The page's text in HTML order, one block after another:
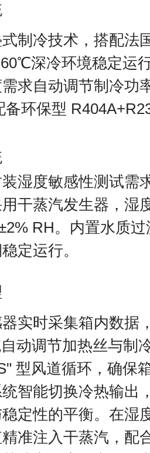
制冷技术，搭配法
深冷环境稳定运
求自动调节制冷功
备环保型
湿度敏感性测试需
干蒸汽发生器，湿
RH。内置水质
定运行。
实时采集箱内数据
动调节加热丝与制
型风道循环，确保
智能切换冷热输出
定性的平衡。在湿
准注入干蒸汽，配